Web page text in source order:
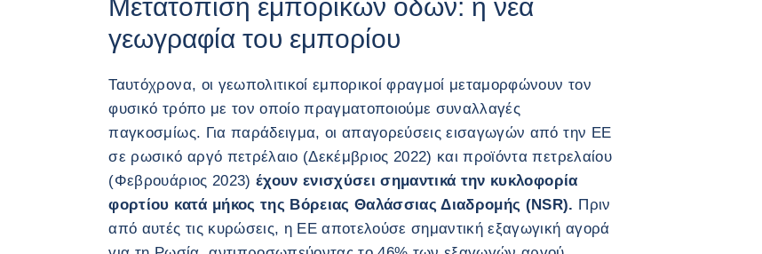
Μετατόπιση εμπορικών οδών: η νέα
γεωγραφία του εμπορίου
Ταυτόχρονα, οι γεωπολιτικοί εμπορικοί φραγμοί μεταμορφώνουν τον
φυσικό τρόπο με τον οποίο πραγματοποιούμε συναλλαγές
παγκοσμίως. Για παράδειγμα, οι απαγορεύσεις εισαγωγών από την ΕΕ
σε ρωσικό αργό πετρέλαιο (Δεκέμβριος 2022) και προϊόντα πετρελαίου
(Φεβρουάριος 2023) έχουν ενισχύσει σημαντικά την κυκλοφορία
φορτίου κατά μήκος της Βόρειας Θαλάσσιας Διαδρομής (NSR). Πριν
από αυτές τις κυρώσεις, η ΕΕ αποτελούσε σημαντική εξαγωγική αγορά